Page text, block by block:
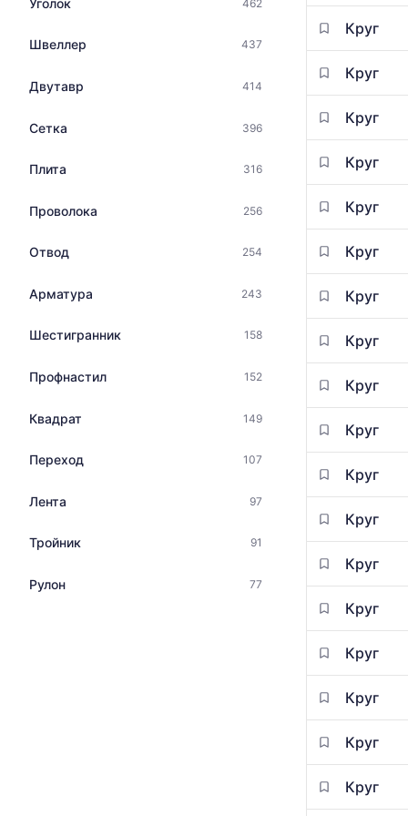
Уголок 462
Швеллер 437
Двутавр 414
Сетка 396
Плита 316
Проволока 256
Отвод 254
Арматура 243
Шестигранник 158
Профнастил 152
Квадрат 149
Переход 107
Лента 97
Тройник 91
Рулон 77
прайс-
листов
поставщиков
месяц.
Статистика
и
обновляется
по
мере
обновления
листов.
на
металлопрокат
ГОСТ,
размеров
запросу
Круг
Круг
Круг
Круг
Круг
Круг
Круг
Круг
Круг
Круг
Круг
Круг
Круг
Круг
Круг
Круг
Круг
Круг